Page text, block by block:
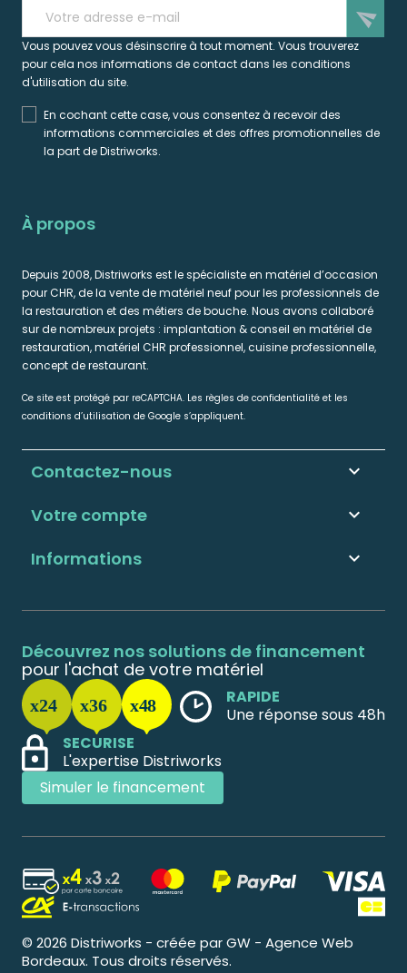
send
Vous pouvez vous désinscrire à tout moment. Vous trouverez
pour cela nos informations de contact dans les conditions
d'utilisation du site.
En cochant cette case, vous consentez à recevoir des
informations commerciales et des offres promotionnelles de
la part de Distriworks.
À propos
Depuis 2008, Distriworks est le spécialiste en matériel d’occasion
pour CHR, de la vente de matériel neuf pour les professionnels de
la restauration et des métiers de bouche. Nous avons collaboré
sur de nombreux projets : implantation & conseil en matériel de
restauration, matériel CHR professionnel, cuisine professionnelle,
concept de restaurant.
Ce site est protégé par reCAPTCHA. Les règles de confidentialité et les
conditions d’utilisation de Google s’appliquent.
Informations 
Votre compte 
Contactez-nous keyboard_arrow_down
Découvrez nos solutions de financement
pour l'achat de votre matériel
RAPIDE
Une réponse sous 48h
SECURISE
L'expertise Distriworks
Simuler le financement
© 2026 Distriworks - créée par GW - Agence Web
Bordeaux. Tous droits réservés.